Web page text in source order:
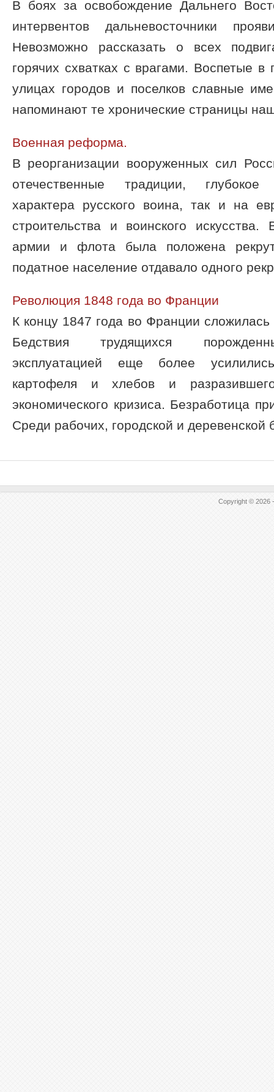
В боях за освобождение Дальнего
интервентов дальневосточники
Невозможно рассказать о всех
горячих схватках с врагами. Воспетые в
улицах городов и поселков славные
напоминают те хронические страницы
Военная реформа.
В реорганизации вооруженных сил
отечественные традиции, глубокое
характера русского воина, так и на
строительства и воинского искусства.
армии и флота была положена
податное население отдавало одного
Революция 1848 года во Франции
К концу 1847 года во Франции
Бедствия трудящихся
эксплуатацией еще более
картофеля и хлебов и
экономического кризиса. Безработица
Среди рабочих, городской и деревенской
Copyright © 2026